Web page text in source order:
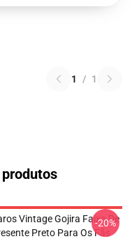
1 / 1
Vintage Gojira Faixa De
Preto Para Os Fãs
-20%